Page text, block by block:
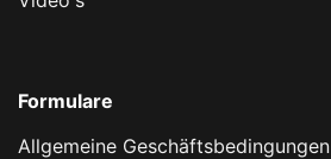
Formulare
Allgemeine Geschäftsbedingungen